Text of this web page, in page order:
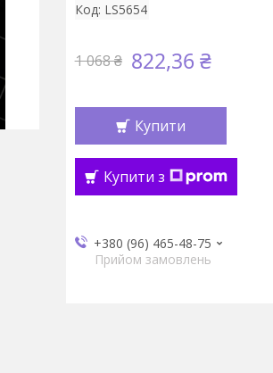
Код: LS5654
1 068 ₴ 822,36 ₴
Купити
Купити з
+380 (96) 465-48-75
Прийом замовлень